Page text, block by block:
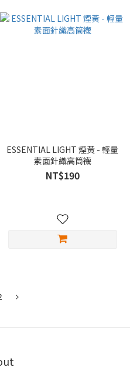
ESSENTIAL LIGHT 煙黃 - 輕量
素面針織高筒襪
NT$190